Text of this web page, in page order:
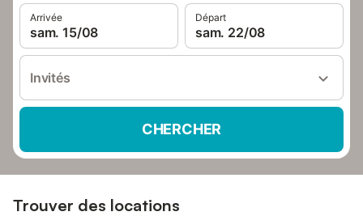
Arrivée
sam. 15/08
Départ
sam. 22/08
Invités
CHERCHER
Trouver des locations